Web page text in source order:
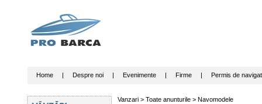
Home| Despre noi| Evenimente| Firme| Permis de
Vanzari > Toate anunturile> Navomodele